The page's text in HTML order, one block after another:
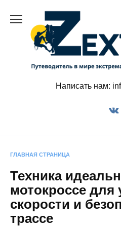
содержанию
Написать нам:
ГЛАВНАЯ СТРАНИЦА
Техника
мотокроссе для
скорости и
трассе